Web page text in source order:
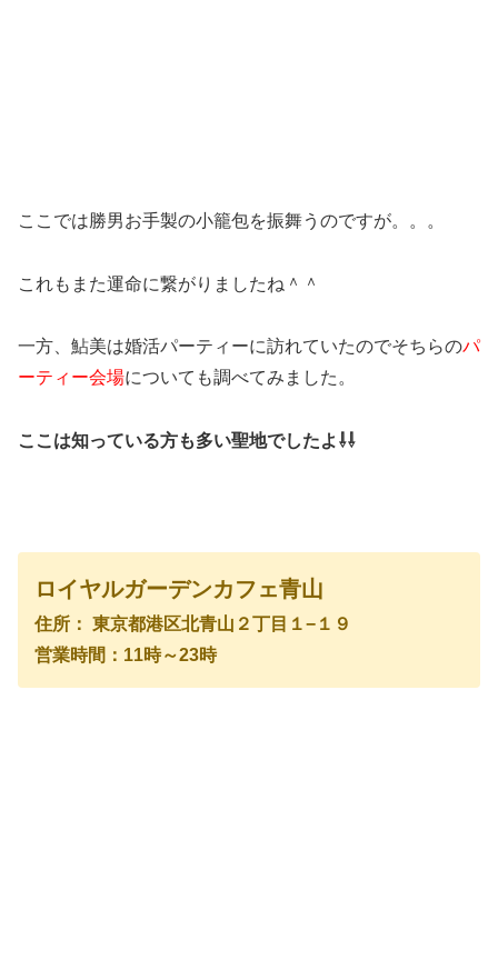
ここでは勝男お手製の小籠包を振舞うのですが。。。
これもまた運命に繋がりましたね＾＾
一方、鮎美は婚活パーティーに訪れていたのでそちらのパ
ーティー会場についても調べてみました。
ここは知っている方も多い聖地でしたよ⇩⇩
ロイヤルガーデンカフェ青山
住所： 東京都港区北青山２丁目１−１９
営業時間：11時～23時